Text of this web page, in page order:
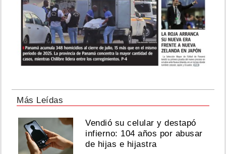
Más Leídas
Vendió su celular y destapó
infierno: 104 años por abusar
de hijas e hijastra